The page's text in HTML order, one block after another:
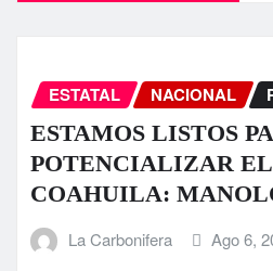
ESTATAL NACIONAL
ESTAMOS LISTOS
POTENCIALIZAR
COAHUILA:
La Carbonifera Ago 6,